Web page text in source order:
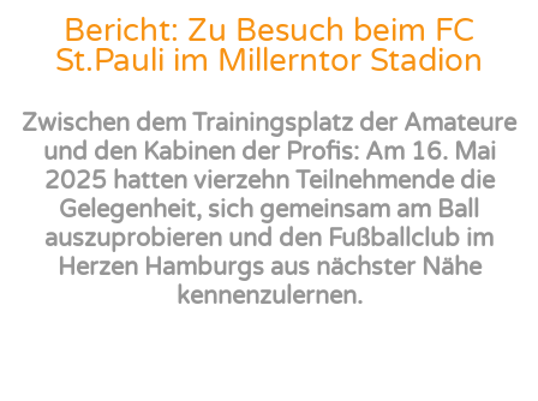
Bericht: Zu Besuch beim FC
St.Pauli im Millerntor Stadion
Zwischen dem Trainingsplatz der Amateure
und den Kabinen der Profis: Am 16. Mai
2025 hatten vierzehn Teilnehmende die
Gelegenheit, sich gemeinsam am Ball
auszuprobieren und den Fußballclub im
Herzen Hamburgs aus nächster Nähe
kennenzulernen.